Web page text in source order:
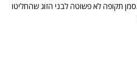
מסמן תקופה לא פשוטה לבני הזוג שהחליטו